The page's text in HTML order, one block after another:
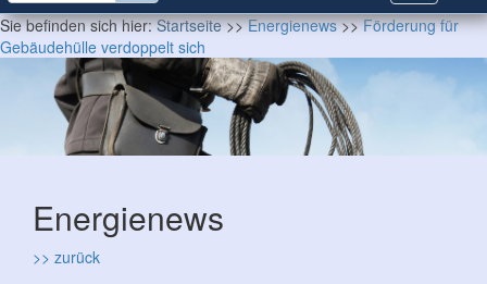
Sie befinden sich hier:Startseite>>Energienews>>Förderung für
Gebäudehülle verdoppelt sich
Energienews
>> zurück